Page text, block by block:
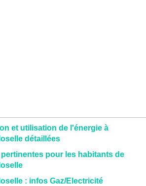
et utilisation de l'énergie à
détaillées
pertinentes pour les habitants de
: infos Gaz/Electricité